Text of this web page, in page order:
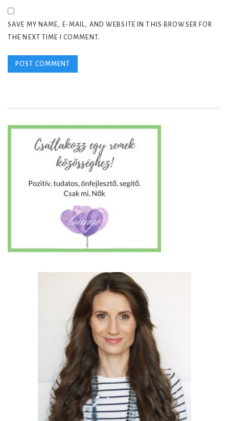
SAVE MY NAME, E-MAIL, AND WEBSITE IN THIS BROWSER FOR
THE NEXT TIME I COMMENT.